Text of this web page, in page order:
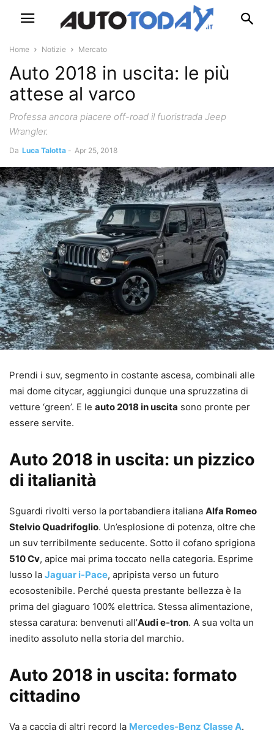
Home Notizie Mercato
Auto 2018 in uscita: le più
attese al varco
Professa ancora piacere off-road il fuoristrada Jeep
Wrangler.
Da Luca Talotta - Apr 25, 2018
Prendi i suv, segmento in costante ascesa, combinali alle
mai dome citycar, aggiungici dunque una spruzzatina di
vetture ‘green’. E le auto 2018 in uscita sono pronte per
essere servite.
Auto 2018 in uscita: un pizzico
di italianità
Sguardi rivolti verso la portabandiera italiana Alfa Romeo
Stelvio Quadrifoglio. Un’esplosione di potenza, oltre che
un suv terribilmente seducente. Sotto il cofano sprigiona
510 Cv, apice mai prima toccato nella categoria. Esprime
lusso la Jaguar i-Pace, apripista verso un futuro
ecosostenibile. Perché questa prestante bellezza è la
prima del giaguaro 100% elettrica. Stessa alimentazione,
stessa caratura: benvenuti all’Audi e-tron. A sua volta un
inedito assoluto nella storia del marchio.
Auto 2018 in uscita: formato
cittadino
Va a caccia di altri record la Mercedes-Benz Classe A.